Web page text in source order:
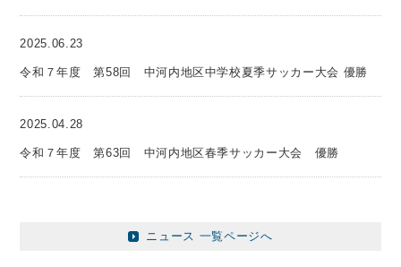
2025.06.23
令和７年度 第58回 中河内地区中学校夏季サッカー大会 優勝
2025.04.28
令和７年度 第63回 中河内地区春季サッカー大会 優勝
ニュース 一覧ページへ